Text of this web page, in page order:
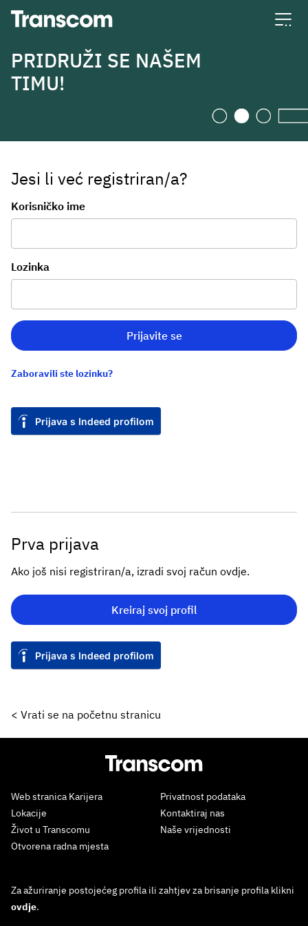
Transcom
PRIDRUŽI SE NAŠEM
TIMU!
Jesi li već registriran/a?
Prijava
Korisničko ime
Lozinka
Prijavite se
Zaboravili ste lozinku?
Prijava s Indeed profilom
Prva prijava
Ako još nisi registriran/a, izradi svoj račun ovdje.
Kreiraj svoj profil
Prijava s Indeed profilom
< Vrati se na početnu stranicu
Web stranica Karijera
Lokacije
Život u Transcomu
Otvorena radna mjesta
Privatnost podataka
Kontaktiraj nas
Naše vrijednosti
Za ažuriranje postojećeg profila ili zahtjev za brisanje profila klikni
ovdje.